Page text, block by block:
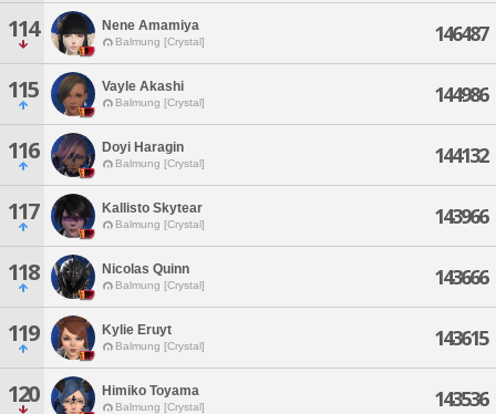
114 Nene Amamiya
Balmung [Crystal] 146487
115 Vayle Akashi
Balmung [Crystal] 144986
116 Doyi Haragin
Balmung [Crystal] 144132
117 Kallisto Skytear
Balmung [Crystal] 143966
118 Nicolas Quinn
Balmung [Crystal] 143666
119 Kylie Eruyt
Balmung [Crystal] 143615
120 Himiko Toyama
Balmung [Crystal] 143536